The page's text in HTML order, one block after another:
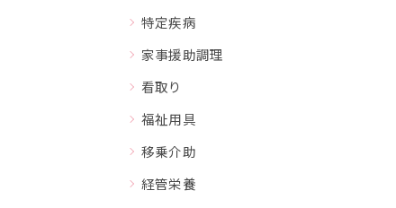
特定疾病
家事援助調理
看取り
福祉用具
移乗介助
経管栄養